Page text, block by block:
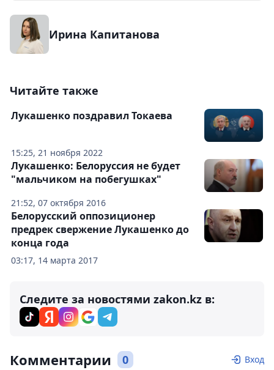
Ирина Капитанова
Читайте также
15:25, 21 ноября 2022
Лукашенко поздравил Токаева
21:52, 07 октября 2016
Лукашенко: Белоруссия не будет
"мальчиком на побегушках"
03:17, 14 марта 2017
Белорусский оппозиционер
предрек свержение Лукашенко до
конца года
Следите за новостями zakon.kz в:
Комментарии 0 Вход